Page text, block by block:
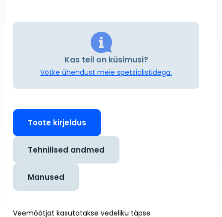
Kas teil on küsimusi?
Võtke ühendust meie spetsialistidega.
Toote kirjeldus
Tehnilised andmed
Manused
Veemõõtjat kasutatakse vedeliku täpse